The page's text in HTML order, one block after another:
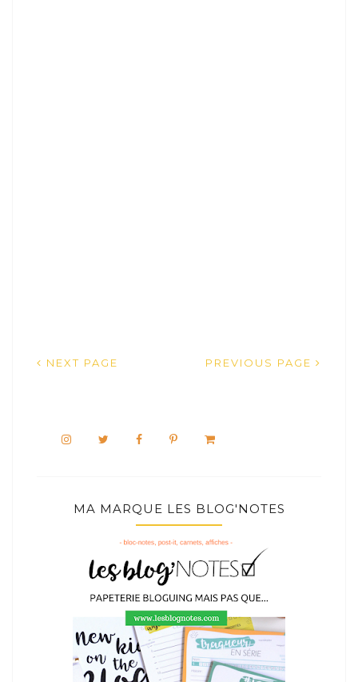
NEXT PAGE PREVIOUS PAGE
MA MARQUE LES BLOG'NOTES